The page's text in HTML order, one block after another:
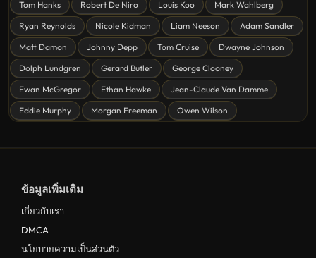
หนังชีวิต
ดูหนังแฟนตาซี Fantasy
ดูหนังลึกลับ Mystery
ดูหนังอนิเมชั่น Animation
ดูหนังไซไฟ Sci-Fi
ดูหนังญี่ปุ่น Japan
ดูหนังชีวประวัติ Biography
Tom Hanks
Robert De Niro Louis Koo
Mark Wahlberg
Ryan Reynolds
Nicole Kidman Liam Neeson
Adam Sandler
Matt Damon
Johnny Depp Tom Cruise
Dwayne Johnson
Dolph Lundgren
Gerard Butler
George Clooney
Ewan McGregor
Ethan Hawke
Jean-Claude Van Damme
Eddie Murphy
Morgan Freeman Owen Wilson
ข้อมูลเพิ่มเติม
เกี่ยวกับเรา
DMCA
นโยบายความเป็นส่วนตัว